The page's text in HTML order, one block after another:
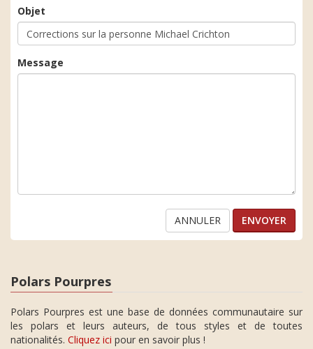
Objet
Message
ANNULER
Polars Pourpres
Polars Pourpres est une base de données communautaire sur
les polars et leurs auteurs, de tous styles et de toutes
nationalités. Cliquez ici pour en savoir plus !